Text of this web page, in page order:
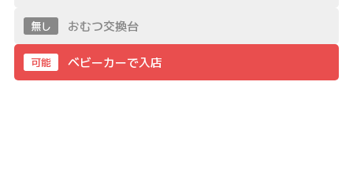
無し おむつ交換台
可能 ベビーカーで入店